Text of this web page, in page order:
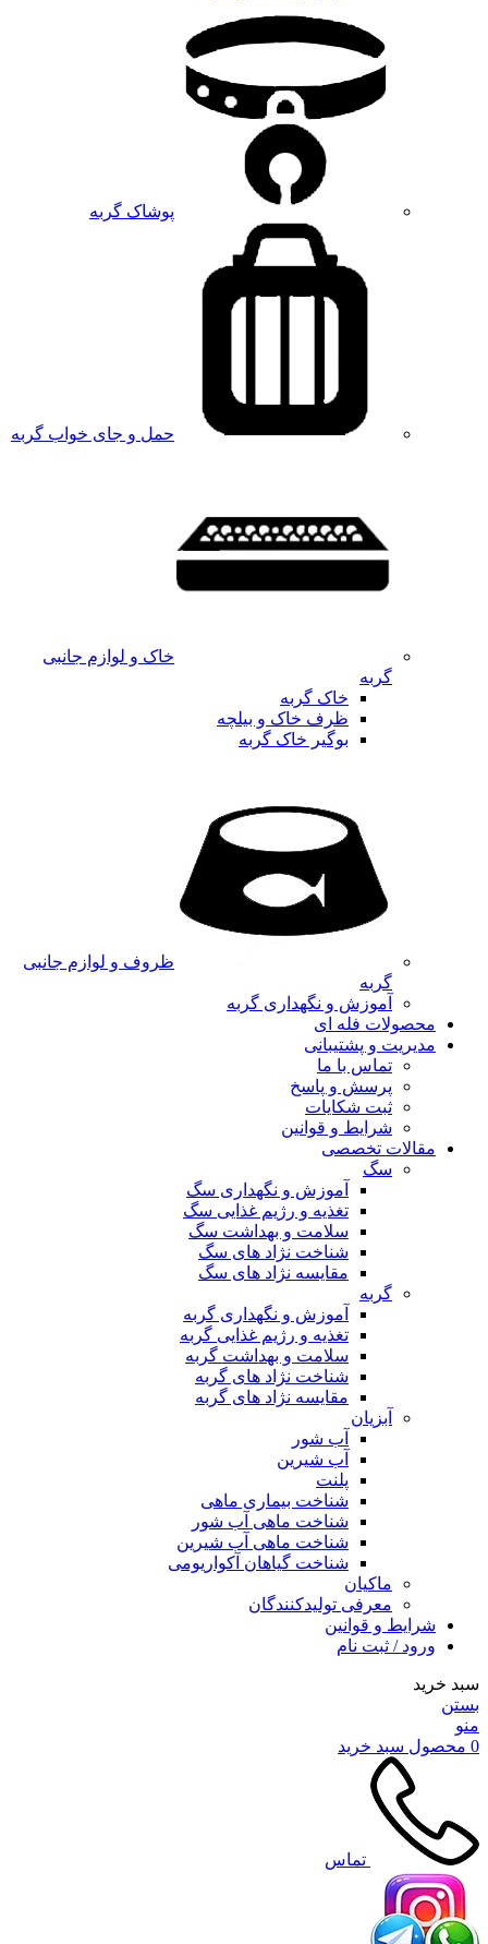
پوشاک گربه
حمل و جای خواب گربه
خاک و لوازم جانبی
گربه
خاک گربه
ظرف خاک و بیلچه
بوگیر خاک گربه
ظروف و لوازم جانبی
گربه
آموزش و نگهداری گربه
محصولات فله ای
مدیریت و پشتیبانی
تماس با ما
پرسش و پاسخ
ثبت شکایات
شرایط و قوانین
مقالات تخصصی
سگ
آموزش و نگهداری سگ
تغذیه و رژیم غذایی سگ
سلامت و بهداشت سگ
شناخت نژاد های سگ
مقایسه نژاد های سگ
گربه
آموزش و نگهداری گربه
تغذیه و رژیم غذایی گربه
سلامت و بهداشت گربه
شناخت نژاد های گربه
مقایسه نژاد های گربه
آبزیان
آب شور
آب شیرین
پلنت
شناخت بیماری ماهی
شناخت ماهی آب شور
شناخت ماهی آب شیرین
شناخت گیاهان آکواریومی
ماکیان
معرفی تولیدکنندگان
شرایط و قوانین
ورود / ثبت نام
سبد خرید
بستن
منو
0 محصول سبد خرید
تماس